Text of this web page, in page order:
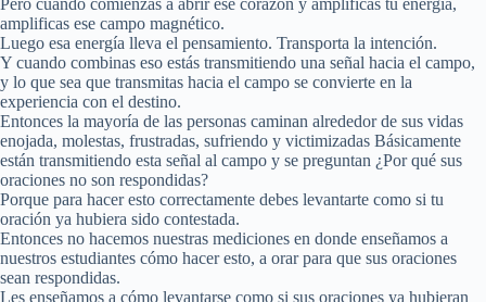
amplificas ese campo magnético.
Luego esa energía lleva el pensamiento. Transporta la intención.
Y cuando combinas eso estás transmitiendo una señal hacia el campo,
y lo que sea que transmitas hacia el campo se convierte en la
experiencia con el destino.
Entonces la mayoría de las personas caminan alrededor de sus vidas
enojada, molestas, frustradas, sufriendo y victimizadas Básicamente
están transmitiendo esta señal al campo y se preguntan ¿Por qué sus
oraciones no son respondidas?
Porque para hacer esto correctamente debes levantarte como si tu
oración ya hubiera sido contestada.
Entonces no hacemos nuestras mediciones en donde enseñamos a
nuestros estudiantes cómo hacer esto, a orar para que sus oraciones
sean respondidas.
Les enseñamos a cómo levantarse como si sus oraciones ya hubieran